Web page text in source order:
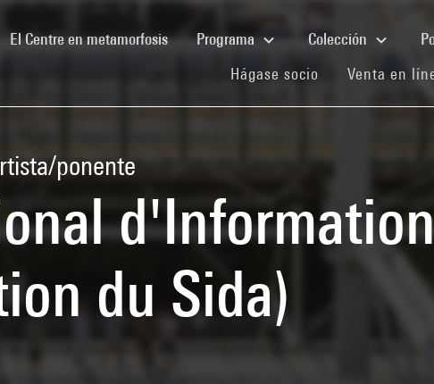
El Centre en metamorfosis(current)Programa Colección
Hágase socio (current)
Venta en
ponente
du Sida)